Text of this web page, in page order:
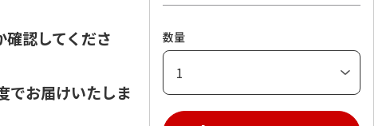
認してくださ
でお届けいたしま
数量